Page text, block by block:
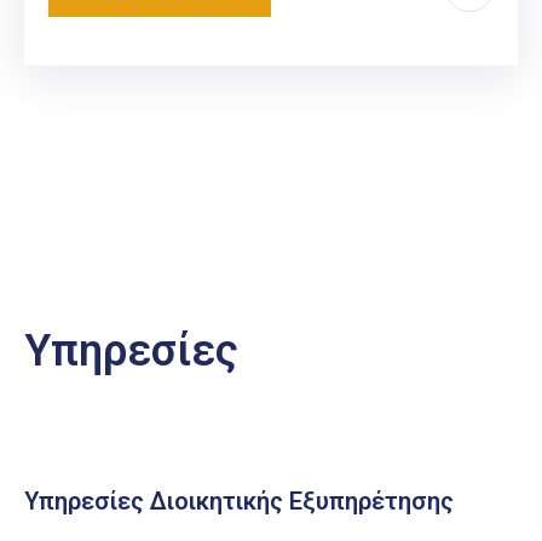
Υπηρεσίες
Υπηρεσίες Διοικητικής Εξυπηρέτησης